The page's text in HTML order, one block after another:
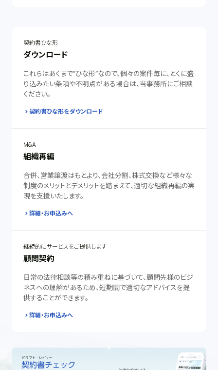
契約書ひな形
ダウンロード
これらはあくまで”ひな形”なので、個々の案件毎に、とくに盛
り込みたい条項や不明点がある場合は、当事務所にご相談
ください。
契約書ひな形をダウンロード
M&A
組織再編
合併、営業譲渡はもとより、会社分割、株式交換など様々な
制度のメリットとデメリットを踏まえて、適切な組織再編の実
現を支援いたします。
詳細・お申込みへ
継続的にサービスをご提供します
顧問契約
日常の法律相談等の積み重ねに基づいて、顧問先様のビジ
ネスへの理解があるため、短期間で適切なアドバイスを提
供することができます。
詳細・お申込みへ